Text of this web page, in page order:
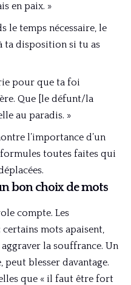
en paix. »
le temps nécessaire, le
ta disposition si tu as
pour que ta foi
Que [le défunt/la
au paradis. »
l’importance d’un
toutes faites qui
bon choix de mots
compte. Les
mots apaisent,
la souffrance. Un
blesser davantage.
que « il faut être fort